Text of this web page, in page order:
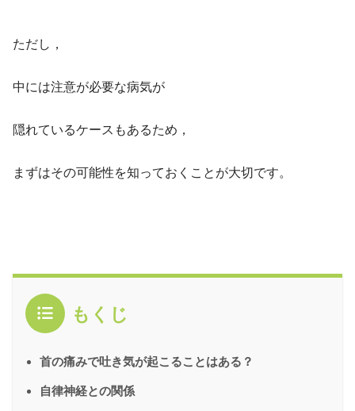
ただし，
中には注意が必要な病気が
隠れているケースもあるため，
まずはその可能性を知っておくことが大切です。
もくじ
首の痛みで吐き気が起こることはある？
自律神経との関係